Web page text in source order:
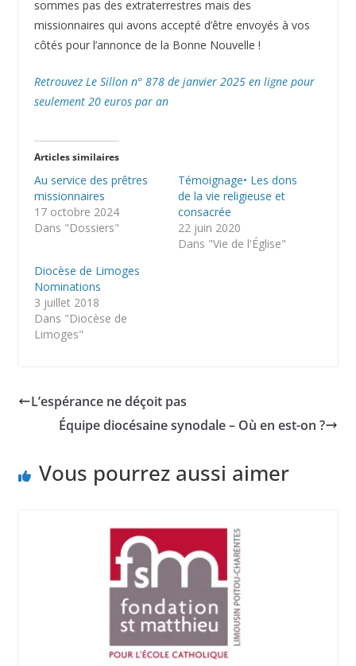
sommes pas des extraterrestres mais des
missionnaires qui avons accepté d’être envoyés à vos
côtés pour l’annonce de la Bonne Nouvelle !
Retrouvez Le Sillon n° 878 de janvier 2025 en ligne pour
seulement 20 euros par an
Articles similaires
Au service des prêtres
missionnaires
17 octobre 2024
Dans "Dossiers"
Témoignage• Les dons
de la vie religieuse et
consacrée
22 juin 2020
Dans "Vie de l'Église"
Diocèse de Limoges
Nominations
3 juillet 2018
Dans "Diocèse de
Limoges"
L’espérance ne déçoit pas
Équipe diocésaine synodale – Où en est-on ?
Vous pourrez aussi aimer